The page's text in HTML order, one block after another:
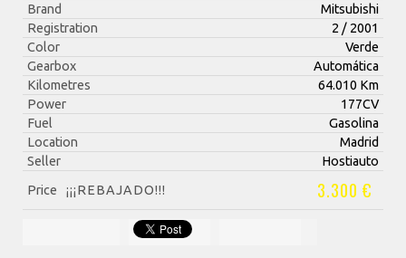
Brand
Mitsubishi
Registration
2 / 2001
Color
Verde
Gearbox
Automática
Kilometres
64.010 Km
Power
177CV
Fuel
Gasolina
Location
Madrid
Seller
Hostiauto
Price
¡¡¡REBAJADO!!! 3.300 €